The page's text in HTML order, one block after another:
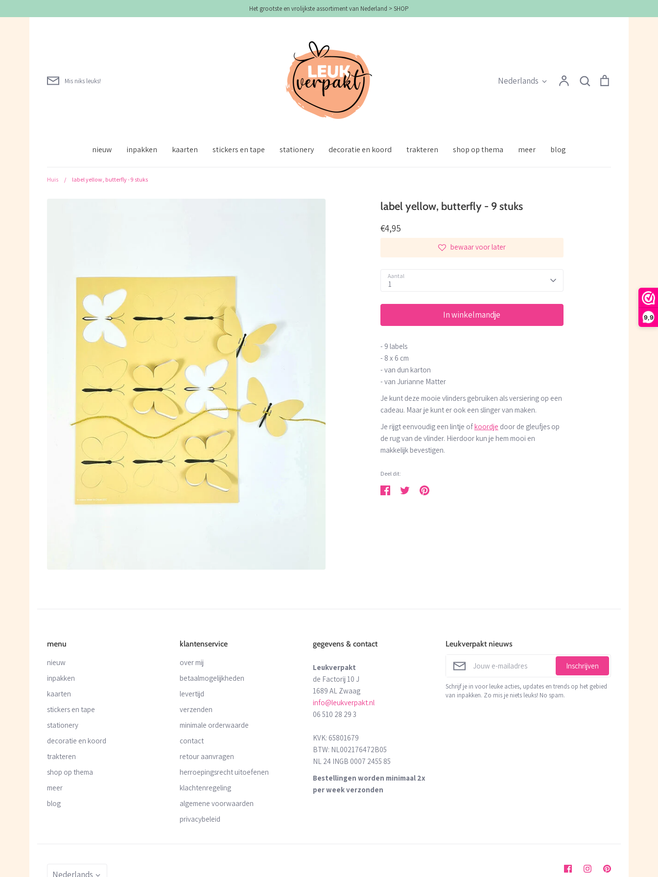
9,9
naar
Het grootste en vrolijkste assortiment van Nederland > SHOP
Mis niks leuks! Taal
Nederlands Account Zoeken
nieuw inpakken kaarten stickers en tape stationery decoratie en koord trakteren shop op thema meer blog
Huis / label yellow, butterfly - 9 stuks
label yellow, butterfly - 9 stuks
€4,95
bewaar voor later
Aantal
1
In winkelmandje
- 9 labels
- 8 x 6 cm
- van dun karton
- van Jurianne Matter
Je kunt deze mooie vlinders gebruiken als versiering op een
cadeau. Maar je kunt er ook een slinger van maken.
Je rijgt eenvoudig een lintje ofkoordje door de gleufjes op
de rug van de vlinder. Hierdoor kun je hem mooi en
makkelijk bevestigen.
Deel dit:
menu
nieuw
inpakken
kaarten
stickers en tape
stationery
decoratie en koord
trakteren
shop op thema
meer
blog
klantenservice
over mij
betaalmogelijkheden
levertijd
verzenden
minimale orderwaarde
contact
retour aanvragen
herroepingsrecht uitoefenen
klachtenregeling
algemene voorwaarden
privacybeleid
gegevens & contact
Leukverpakt
de Factorij 10 J
1689 AL Zwaag
info@leukverpakt.nl
06 510 28 29 3
KVK: 65801679
BTW: NL002176472B05
NL 24 INGB 0007 2455 85
Bestellingen worden minimaal 2x
per week verzonden
Leukverpakt nieuws
Inschrijven
Schrijf je in voor leuke acties, updates en trends op het gebied
van inpakken. Zo mis je niets leuks! No spam.
Taal
Nederlands